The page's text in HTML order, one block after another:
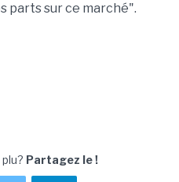
parts sur ce marché".
Partagez le !